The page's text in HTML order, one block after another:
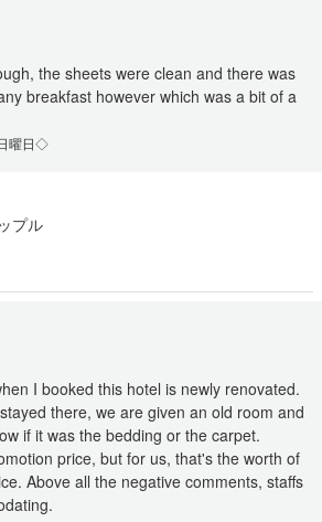
the sheets were clean and there was
breakfast however which was a bit of a
曜日◇
プル
I booked this hotel is newly renovated.
there, we are given an old room and
if it was the bedding or the carpet.
price, but for us, that's the worth of
Above all the negative comments, staffs